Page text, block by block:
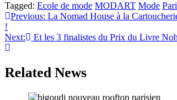
Tagged: Ecole de mode MODART Mode
Navigation
de
l’article
Previous: La Nomad House à la
!
Next:
Et les 3 finalistes du Prix du Livre
Related News